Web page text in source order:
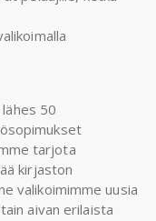
50
tarjota
kirjaston
valikoimimme uusia
aivan erilaista